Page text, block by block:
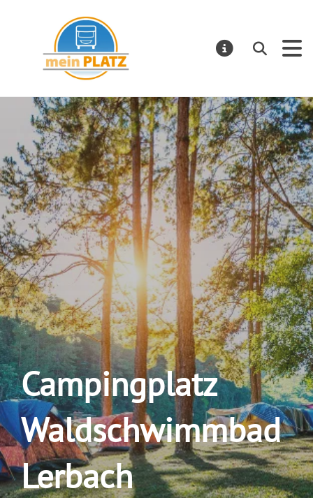
Suchen
Campingplatz
Waldschwimmbad
Lerbach